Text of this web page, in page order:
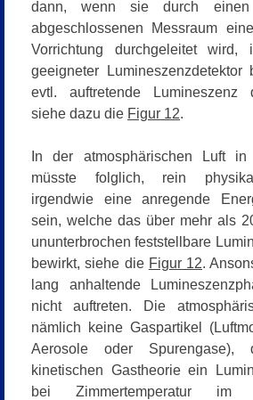
dann, wenn sie durch
abgeschlossenen Messraum
Vorrichtung durchgeleitet
geeigneter
evtl. auftretende Lumineszenz
siehe dazu die Figur 12.
In der atmosphärischen Luft in
müsste folglich, rein
irgendwie eine anregende
sein, welche das über mehr als
ununterbrochen feststellbare
bewirkt, siehe die Figur 12.
lang anhaltende
nicht auftreten. Die
nämlich keine Gaspartikel
Aerosole oder
kinetischen Gastheorie ein
bei Zimmertemperatur im